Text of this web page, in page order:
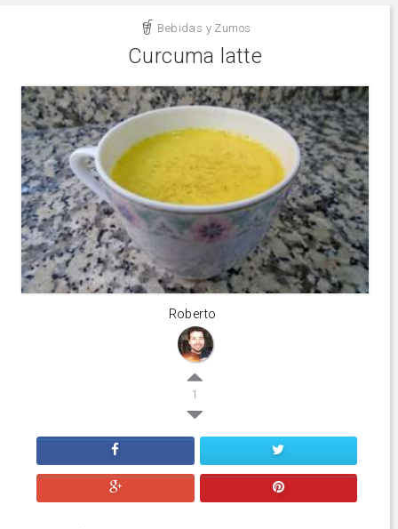
Bebidas y Zumos
Curcuma latte
Roberto
1